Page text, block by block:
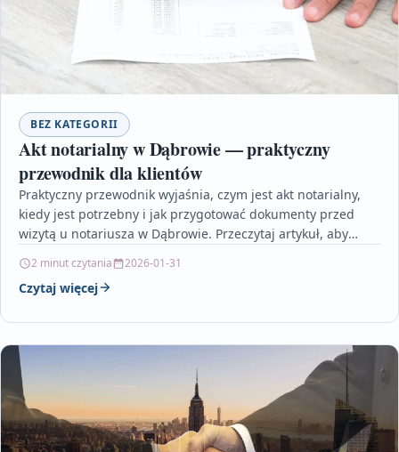
BEZ KATEGORII
Akt notarialny w Dąbrowie — praktyczny
przewodnik dla klientów
Praktyczny przewodnik wyjaśnia, czym jest akt notarialny,
kiedy jest potrzebny i jak przygotować dokumenty przed
wizytą u notariusza w Dąbrowie. Przeczytaj artykuł, aby
2 minut czytania 2026-01-31
Czytaj więcej